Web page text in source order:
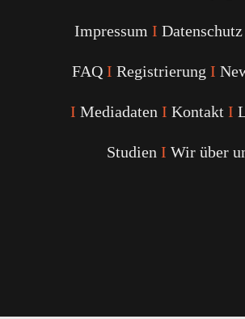
Impressum I Datenschutz
FAQ I Registrierung I
I Mediadaten I Kontakt I
Studien I Wir über